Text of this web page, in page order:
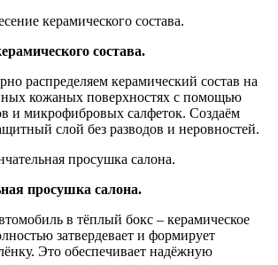
состава.
распределяем керамический состав на
кожаных поверхностях с помощью
и микрофибровых салфеток. Создаём
слой без разводов и неровностей.
просушка салона.
в тёплый бокс – керамическое
затвердевает и формирует
Это обеспечивает надёжную